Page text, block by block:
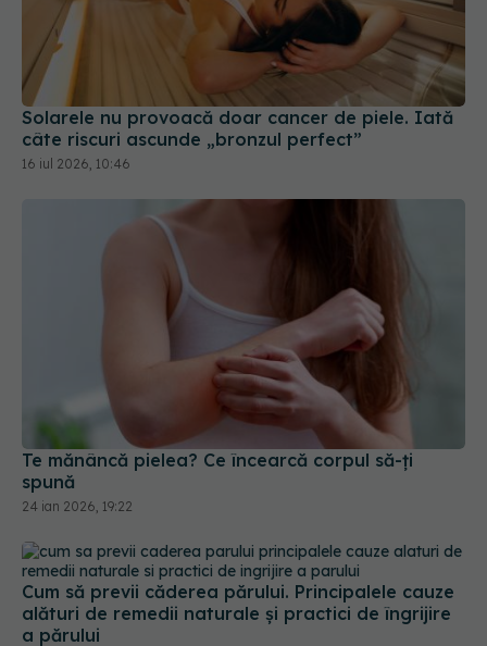
Solarele nu provoacă doar cancer de piele. Iată
câte riscuri ascunde „bronzul perfect”
16 iul 2026, 10:46
Te mănâncă pielea? Ce încearcă corpul să-ți
spună
24 ian 2026, 19:22
Cum să previi căderea părului. Principalele cauze
alături de remedii naturale și practici de îngrijire
a părului
21 dec 2024, 19:30